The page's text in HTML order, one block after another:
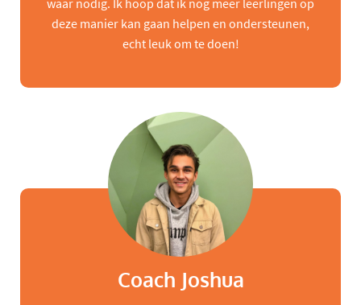
waar nodig. Ik hoop dat ik nog meer leerlingen op
deze manier kan gaan helpen en ondersteunen,
echt leuk om te doen!
Coach Joshua